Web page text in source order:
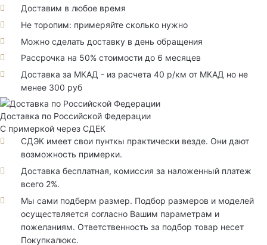
Доставим в любое время
Не торопим: примеряйте сколько нужно
Можно сделать доставку в день обращения
Рассрочка на 50% стоимости до 6 месяцев
Доставка за МКАД - из расчета 40 р/км от МКАД но не
менее 300 руб
Доставка по Российской Федерации
С примеркой через СДЕК
СДЭК имеет свои пунткы практически везде. Они дают
возможность примерки.
Доставка бесплатная, комиссия за наложенный платеж
всего 2%.
Мы сами подберм размер. Подбор размеров и моделей
осуществляется согласно Вашим параметрам и
пожеланиям. Ответственность за подбор товар несет
Покупкалюкс.